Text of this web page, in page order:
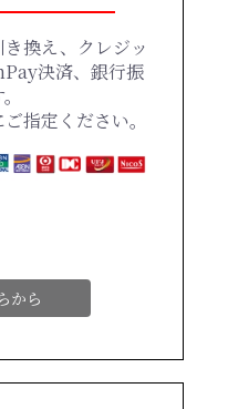
換え、クレジッ
決済、銀行振
指定ください。
から